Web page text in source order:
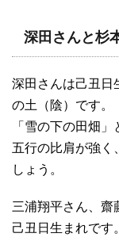
深田さんと杉
深田さんは己丑日
の土（陰）です。
「雪の下の田畑」
五行の比肩が強く
しょう。
三浦翔平さん、齋
己丑日生まれです。